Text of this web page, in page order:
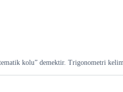
kolu” demektir. Trigonometri